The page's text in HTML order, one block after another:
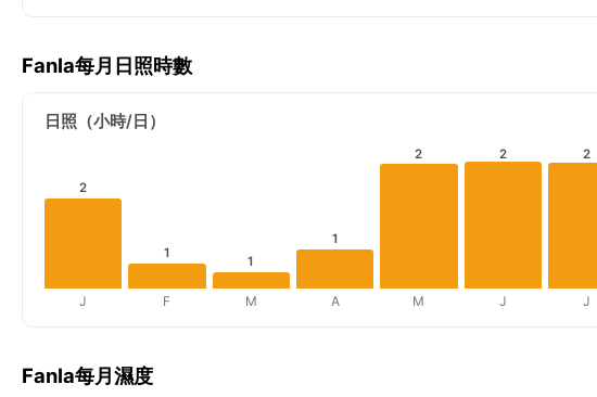
Fanla每月日照時數
日照（小時/日）
2
J
1
F
1
M
1
A
2
M
2
J
2
J
Fanla每月濕度